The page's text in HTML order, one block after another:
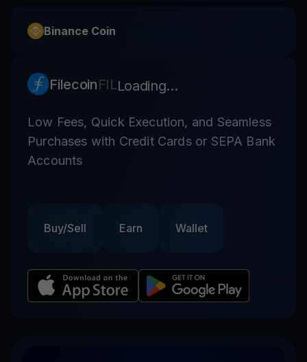
Binance Coin
FilecoinFILLoading...
Low Fees, Quick Execution, and Seamless
Purchases with Credit Cards or SEPA Bank
Accounts
Buy/Sell Earn Wallet